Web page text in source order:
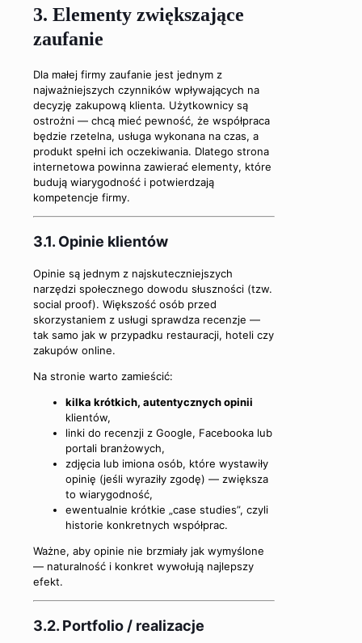
3. Elementy zwiększające
zaufanie
Dla małej firmy zaufanie jest jednym z
najważniejszych czynników wpływających na
decyzję zakupową klienta. Użytkownicy są
ostrożni — chcą mieć pewność, że współpraca
będzie rzetelna, usługa wykonana na czas, a
produkt spełni ich oczekiwania. Dlatego strona
internetowa powinna zawierać elementy, które
budują wiarygodność i potwierdzają
kompetencje firmy.
3.1. Opinie klientów
Opinie są jednym z najskuteczniejszych
narzędzi społecznego dowodu słuszności (tzw.
social proof). Większość osób przed
skorzystaniem z usługi sprawdza recenzje —
tak samo jak w przypadku restauracji, hoteli czy
zakupów online.
Na stronie warto zamieścić:
kilka krótkich, autentycznych opinii
klientów,
linki do recenzji z Google, Facebooka lub
portali branżowych,
zdjęcia lub imiona osób, które wystawiły
opinię (jeśli wyraziły zgodę) — zwiększa
to wiarygodność,
ewentualnie krótkie „case studies”, czyli
historie konkretnych współprac.
Ważne, aby opinie nie brzmiały jak wymyślone
— naturalność i konkret wywołują najlepszy
efekt.
3.2. Portfolio / realizacje